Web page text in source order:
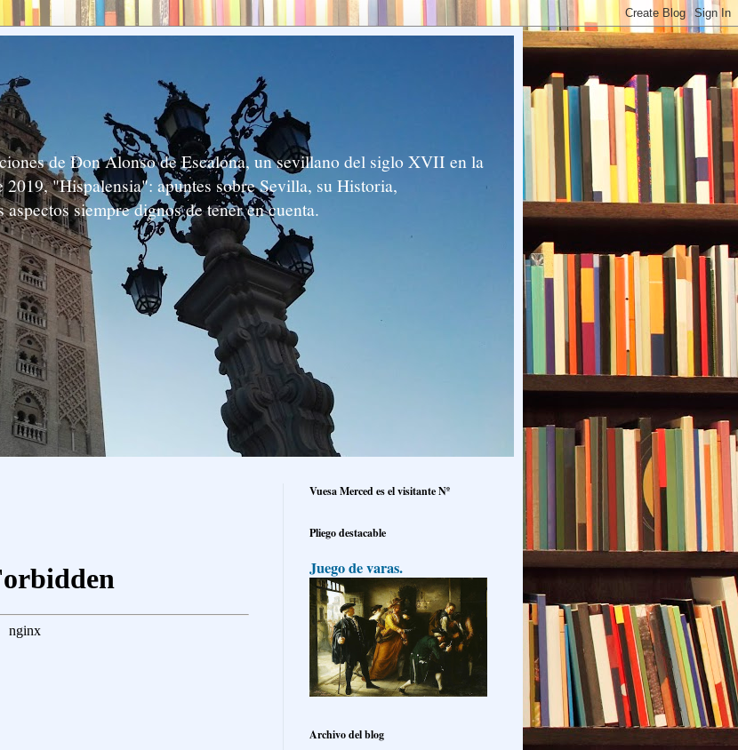
de Don Alonso de Escalona, un sevillano del siglo XVII en la
"Hispalensia": apuntes sobre Sevilla, su Historia,
siempre dignos de tener en cuenta.
Vuesa Merced es el visitante Nº
Pliego destacable
Juego de varas.
Archivo del blog